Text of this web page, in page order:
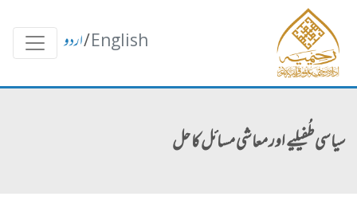
English
/اردو
سیاسی طُفیلیے اور معاشی مسائل کا حل